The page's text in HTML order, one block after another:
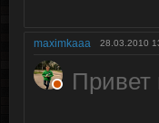
maximkaaa 28.03.2010
Привет